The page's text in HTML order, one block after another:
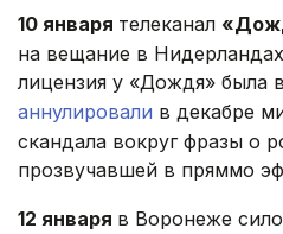
10 января телеканал
на вещание в
лицензия у «Дождя» была
аннулировали в декабре
скандала вокруг фразы о
прозвучавшей в пряммо
12 января в Воронеже